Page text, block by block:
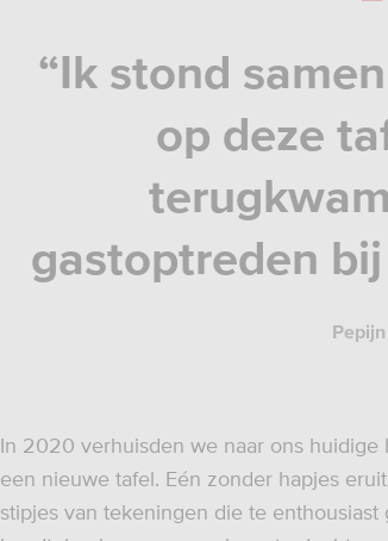
“Ik stond
op deze
gastoptreden
In 2020 verhuisden we naar ons
een nieuwe tafel. Eén zonder hapjes
stipjes van tekeningen die te